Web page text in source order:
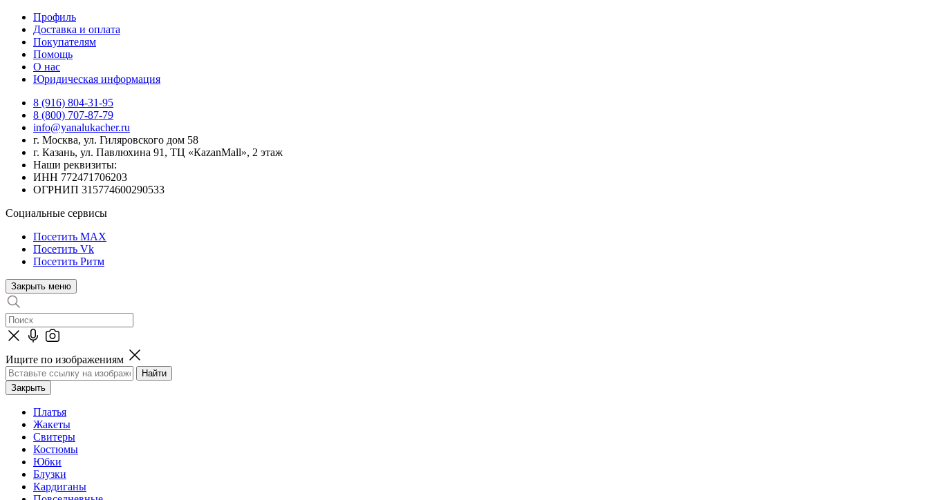
Профиль
Доставка и оплата
Покупателям
Помощь
О нас
Юридическая информация
8 (916) 804-31-95
8 (800) 707-87-79
info@yanalukacher.ru
г. Москва, ул. Гиляровского дом 58
г. Казань, ул. Павлюхина 91, ТЦ «КazanMall», 2 этаж
Наши реквизиты:
ИНН 772471706203
ОГРНИП 315774600290533
Социальные сервисы
Посетить MAX
Посетить Vk
Посетить Ритм
Закрыть меню
Ищите по изображениям
Закрыть
Платья
Жакеты
Свитеры
Костюмы
Юбки
Блузки
Кардиганы